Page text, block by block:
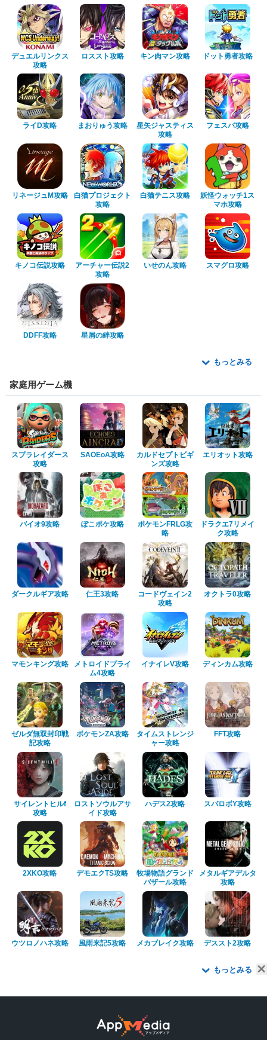
デュエルリンクス
攻略
ロススト攻略 キン肉マン攻略 ドット勇者攻略
ライD攻略 まおりゅう攻略
星矢ジャスティス
攻略
フェスバ攻略
リネージュM攻略
白猫プロジェクト
攻略
白猫テニス攻略
妖怪ウォッチ1ス
マホ攻略
キノコ伝説攻略
アーチャー伝説2
攻略
いせのん攻略 スマグロ攻略
DDFF攻略 星屑の絆攻略
もっとみる
家庭用ゲーム機
スプラレイダース
攻略
SAOEoA攻略
カルドセプトビギ
ンズ攻略
エリオット攻略
バイオ9攻略 ぽこポケ攻略
ポケモンFRLG攻
略
ドラクエ7リメイ
ク攻略
ダークルギア攻略 仁王3攻略
コードヴェイン2
攻略
オクトラ0攻略
マモンキング攻略
メトロイドプライ
ム4攻略
イナイレV攻略 ディンカム攻略
ゼルダ無双封印戦
記攻略
ポケモンZA攻略
タイムストレンジ
ャー攻略
FFT攻略
サイレントヒルf
攻略
ロストソウルアサ
イド攻略
ハデス2攻略 スパロボY攻略
2XKO攻略 デモエクTS攻略
牧場物語グランド
バザール攻略
メタルギアデルタ
攻略
ウツロノハネ攻略 風雨来記5攻略 メカブレイク攻略 デススト2攻略
もっとみる